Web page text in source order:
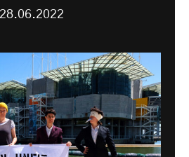
28.06.2022